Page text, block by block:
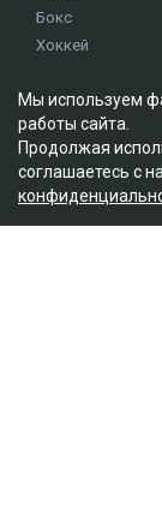
Бокс
Хоккей
Истории
Олимпиада
Редакция
Мы используем
работы сайта.
Продолжая
соглашаетесь с